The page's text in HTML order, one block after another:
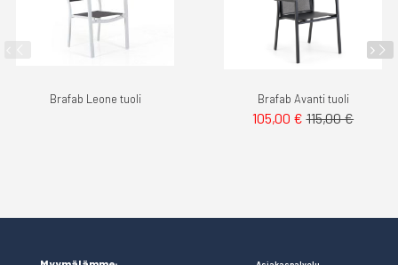
Brafab Leone tuoli Brafab Avanti tuoli
105,00 € 115,00 €